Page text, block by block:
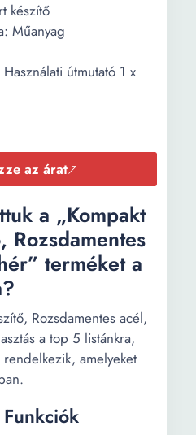
készítő
Műanyag
útmutató 1 x
az árat
a „Kompakt
Rozsdamentes
terméket a
Rozsdamentes acél,
a top 5 listánkra,
amelyeket